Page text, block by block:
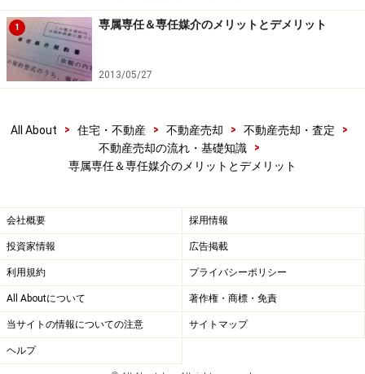
1 専属専任＆専任媒介のメリットとデメリット
2013/05/27
All About > 住宅・不動産 > 不動産売却 > 不動産売却・査定
>
不動産売却の流れ・基礎知識
>
専属専任＆専任媒介のメリットとデメリット
会社概要 採用情報
投資家情報 広告掲載
利用規約 プライバシーポリシー
All Aboutについて 著作権・商標・免責
当サイトの情報についての注意 サイトマップ
ヘルプ